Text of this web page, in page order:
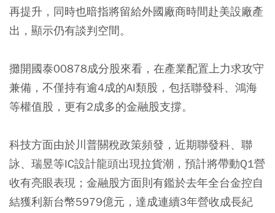
再提升，同時也暗指將留給外國廠商時間赴美設廠產
出，顯示仍有談判空間。
攤開國泰00878成分股來看，在產業配置上力求攻守
兼備，不僅持有逾4成的AI類股，包括聯發科、鴻海
等權值股，更有2成多的金融股支撐。
科技方面由於川普關稅政策頻發，近期聯發科、聯
詠、瑞昱等IC設計龍頭出現拉貨潮，預計將帶動Q1營
收有亮眼表現；金融股方面則有鑑於去年全台金控自
結獲利新台幣5979億元，達成連續3年營收成長紀